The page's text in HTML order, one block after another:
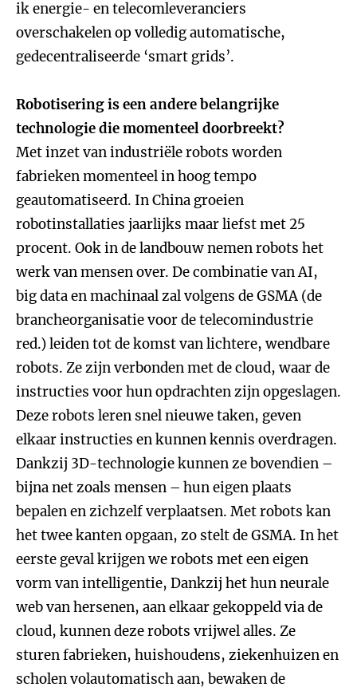
ik energie- en telecomleveranciers
overschakelen op volledig automatische,
gedecentraliseerde ‘smart grids’.
Robotisering is een andere belangrijke
technologie die momenteel doorbreekt?
Met inzet van industriële robots worden
fabrieken momenteel in hoog tempo
geautomatiseerd. In China groeien
robotinstallaties jaarlijks maar liefst met 25
procent. Ook in de landbouw nemen robots het
werk van mensen over. De combinatie van AI,
big data en machinaal zal volgens de GSMA (de
brancheorganisatie voor de telecomindustrie
red.) leiden tot de komst van lichtere, wendbare
robots. Ze zijn verbonden met de cloud, waar de
instructies voor hun opdrachten zijn opgeslagen.
Deze robots leren snel nieuwe taken, geven
elkaar instructies en kunnen kennis overdragen.
Dankzij 3D-technologie kunnen ze bovendien –
bijna net zoals mensen – hun eigen plaats
bepalen en zichzelf verplaatsen. Met robots kan
het twee kanten opgaan, zo stelt de GSMA. In het
eerste geval krijgen we robots met een eigen
vorm van intelligentie, Dankzij het hun neurale
web van hersenen, aan elkaar gekoppeld via de
cloud, kunnen deze robots vrijwel alles. Ze
sturen fabrieken, huishoudens, ziekenhuizen en
scholen volautomatisch aan, bewaken de